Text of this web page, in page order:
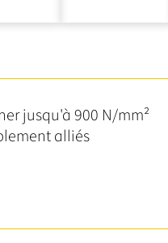
jusqu'à 900 N/mm²
alliés